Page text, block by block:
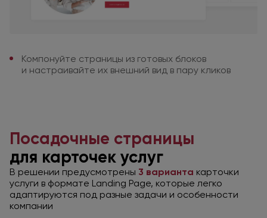
Компонуйте страницы из готовых блоков
и настраивайте их внешний вид в пару кликов
Посадочные страницы
для карточек услуг
В решении предусмотрены 3 варианта карточки
услуги в формате Landing Page, которые легко
адаптируются под разные задачи и особенности
компании